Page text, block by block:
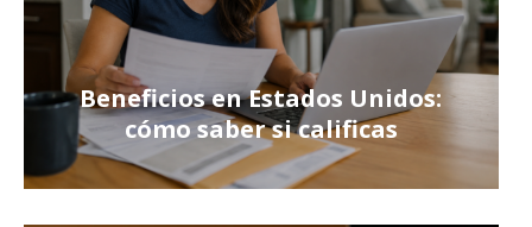
Beneficios en Estados Unidos:
cómo saber si calificas